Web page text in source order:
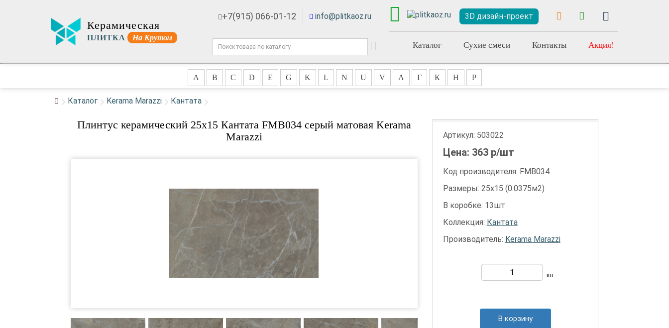
Керамическая
ПЛИТКА На Крутом
+7(915) 066-01-12 info@plitkaoz.ru 3D дизайн-проект
Каталог Сухие смеси Контакты Акция!
A B C D E G K L N U V А Г К Н Р
Каталог Kerama Marazzi Кантата
Плинтус керамический 25x15 Кантата FMB034 серый матовая Kerama
Marazzi
Артикул: 503022
Цена: 363р/шт
Код производителя: FMB034
Размеры: 25х15 (0.0375м2)
В коробке: 13шт
Коллекция: Кантата
Производитель: Kerama Marazzi
шт
В корзину